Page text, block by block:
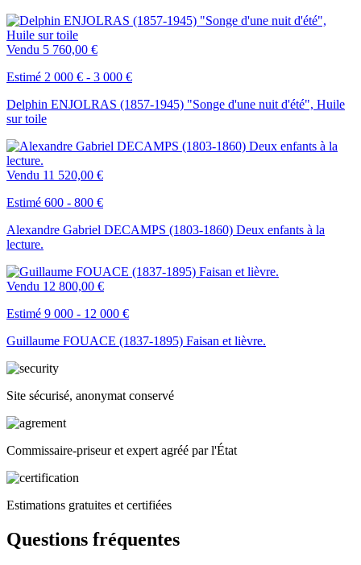
Vendu 5 760,00 €
Estimé 2 000 € - 3 000 €
Delphin ENJOLRAS (1857-1945) "Songe d'une nuit d'été", Huile
sur toile
Vendu 11 520,00 €
Estimé 600 - 800 €
Alexandre Gabriel DECAMPS (1803-1860) Deux enfants à la
lecture.
Vendu 12 800,00 €
Estimé 9 000 - 12 000 €
Guillaume FOUACE (1837-1895) Faisan et lièvre.
Site sécurisé, anonymat conservé
Commissaire-priseur et expert agréé par l'État
Estimations gratuites et certifiées
Questions fréquentes